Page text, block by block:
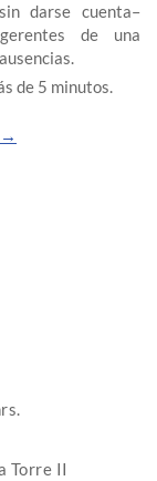
darse cuenta–
de una
de 5 minutos.
→
Torre II